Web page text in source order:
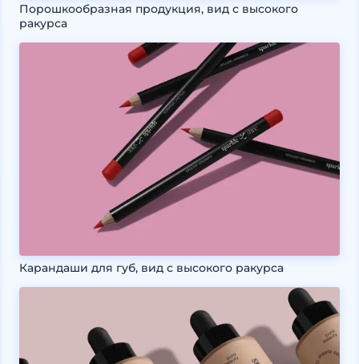
Порошкообразная продукция, вид с высокого
ракурса
Карандаши для губ, вид с высокого ракурса